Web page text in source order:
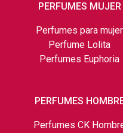
PERFUMES MUJER
Perfumes para mujer
Perfume Lolita
Perfumes Euphoria
PERFUMES
Perfumes CK